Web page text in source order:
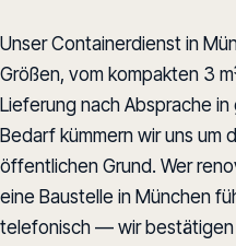
Unser Containerdienst in
Größen, vom kompakten 3
Lieferung nach Absprache
Bedarf kümmern wir uns um
öffentlichen Grund. Wer
eine Baustelle in München
telefonisch — wir bestätigen